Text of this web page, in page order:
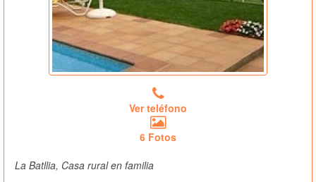
Ver teléfono
6 Fotos
La Batllia, Casa rural en familia